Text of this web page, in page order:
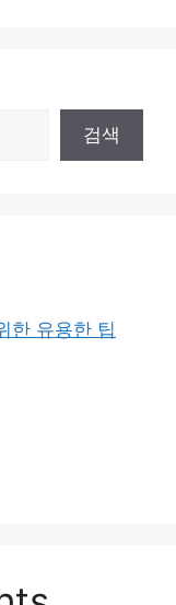
검색
한 유용한 팁